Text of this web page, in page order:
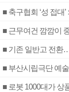
■ 근무여건 깜깜이
■ 기존 일반고 전환
■ 부산시립극단 예
■ 로봇 1000대가 상